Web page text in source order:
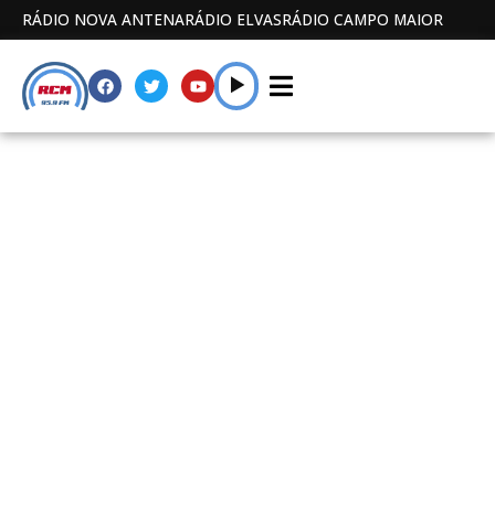
RÁDIO NOVA ANTENARÁDIO ELVASRÁDIO CAMPO MAIOR